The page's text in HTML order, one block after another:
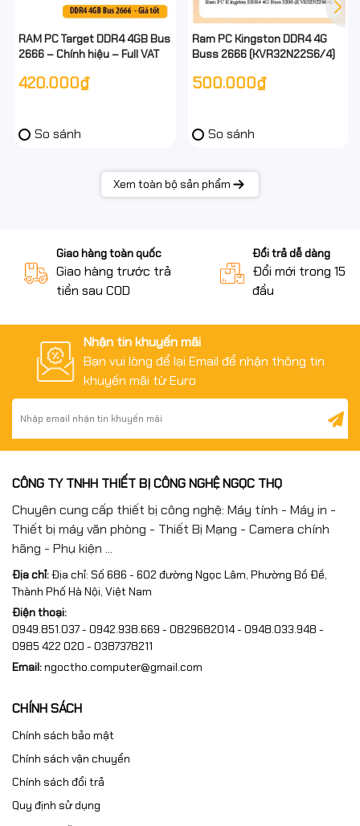
RAM PC Target DDR4 4GB Bus
2666 – Chính hiệu – Full VAT
420.000₫
So sánh
Ram PC Kingston DDR4 4G
Buss 2666 (KVR32N22S6/4)
500.000₫
So sánh
Xem toàn bộ sản phẩm
Giao hàng toàn quốc
Giao hàng trước trả
tiền sau COD
Đổi trả dễ dàng
Đổi mới trong 15
đầu
Nhận tin khuyến mãi
Bạn vui lòng để lại Email để nhận thông tin
khuyến mãi từ Euro
CÔNG TY TNHH THIẾT BỊ CÔNG NGHỆ NGỌC THỌ
Chuyên cung cấp thiết bị công nghệ: Máy tính - Máy in -
Thiết bị máy văn phòng - Thiết Bị Mạng - Camera chính
hãng - Phụ kiện ...
Địa chỉ:Địa chỉ: Số 686 - 602 đường Ngọc Lâm, Phường Bồ Đề,
Thành Phố Hà Nội, Việt Nam
Điện thoại:
0949.851.037 - 0942.938.669 - 0829682014 - 0948.033.948 -
0985 422 020 - 0387378211
Email:ngoctho.computer@gmail.com
CHÍNH SÁCH
Chính sách bảo mật
Chính sách vận chuyển
Chính sách đổi trả
Quy định sử dụng